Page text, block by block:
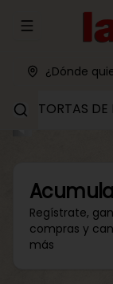
Abrir menu de
¿Dónde
TORTAS
Acumula
Regístrate,
compras y
más